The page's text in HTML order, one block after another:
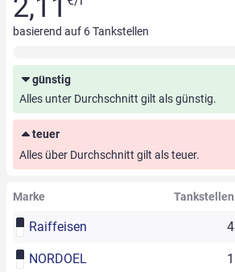
2,11
basierend auf 6Tankstellen
günstig
Alles unter Durchschnitt gilt als günstig.
teuer
Alles über Durchschnitt gilt als teuer.
Marke Tankstellen
Raiffeisen 4
NORDOEL 1